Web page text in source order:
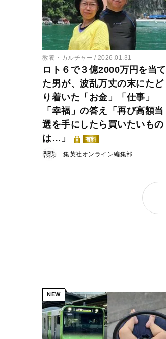
教養・カルチャー 2026.01.31
ロト６で３億2000万円を当て
た男が、波乱万丈の末にたど
り着いた「お金」「仕事」
「幸福」の答え「再び高額当
選を手にしたら買いたいもの
は…」
有料
集英社オンライン編集部
NEW